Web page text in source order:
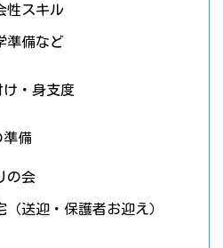
性スキル
準備など
け・身支度
準備
の会
（送迎・保護者お迎え）